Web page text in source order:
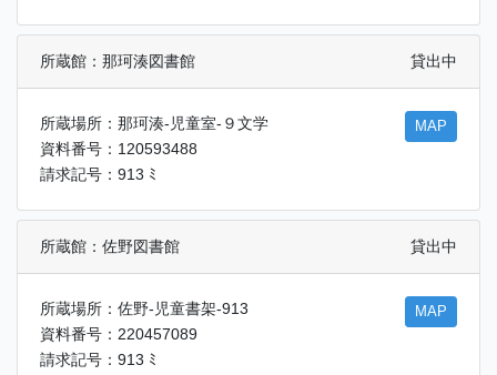
所蔵館：那珂湊図書館 貸出中
所蔵場所：那珂湊-児童室-９文学
資料番号：120593488
請求記号：913 ﾐ
MAP
所蔵館：佐野図書館 貸出中
所蔵場所：佐野-児童書架-913
資料番号：220457089
請求記号：913 ﾐ
MAP